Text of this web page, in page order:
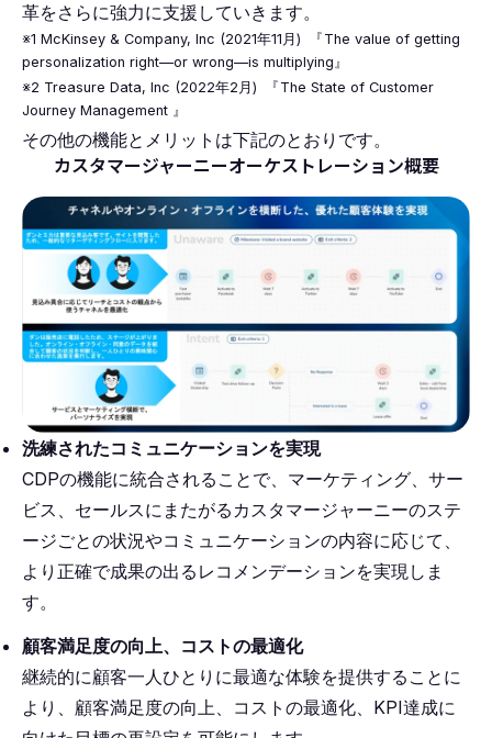
革をさらに強力に支援していきます。
※1 McKinsey & Company, Inc (2021年11月) 『 The value of getting
personalization right—or wrong—is multiplying』
※2 Treasure Data, Inc (2022年2月)
『 The State of Customer
Journey Management 』
その他の機能とメリットは下記のとおりです。
カスタマージャーニーオーケストレーション概要
洗練されたコミュニケーションを実現
CDPの機能に統合されることで、マーケティング、サー
ビス、セールスにまたがるカスタマージャーニーのステ
ージごとの状況やコミュニケーションの内容に応じて、
より正確で成果の出るレコメンデーションを実現しま
す。
顧客満足度の向上、コストの最適化
継続的に顧客一人ひとりに最適な体験を提供することに
より、顧客満足度の向上、コストの最適化、KPI達成に